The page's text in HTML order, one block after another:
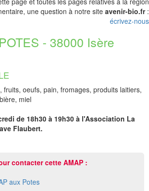
une question à notre site avenir-bio.fr:
écrivez-nous
- 38000 Isère
fruits, oeufs, pain, fromages, produits laitiers,
miel
de 18h30 à 19h30 à l'Association La
Flaubert.
contacter cette AMAP :
aux Potes